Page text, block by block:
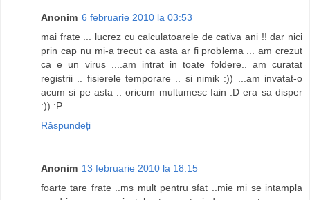
Anonim 6 februarie 2010 la 03:53
mai frate ... lucrez cu calculatoarele de cativa ani !! dar nici
prin cap nu mi-a trecut ca asta ar fi problema ... am crezut
ca e un virus ....am intrat in toate foldere.. am curatat
registrii .. fisierele temporare .. si nimik :)) ...am invatat-o
acum si pe asta .. oricum multumesc fain :D era sa disper
:)) :P
Răspundeți
Anonim 13 februarie 2010 la 18:15
foarte tare frate ..ms mult pentru sfat ..mie mi se intampla